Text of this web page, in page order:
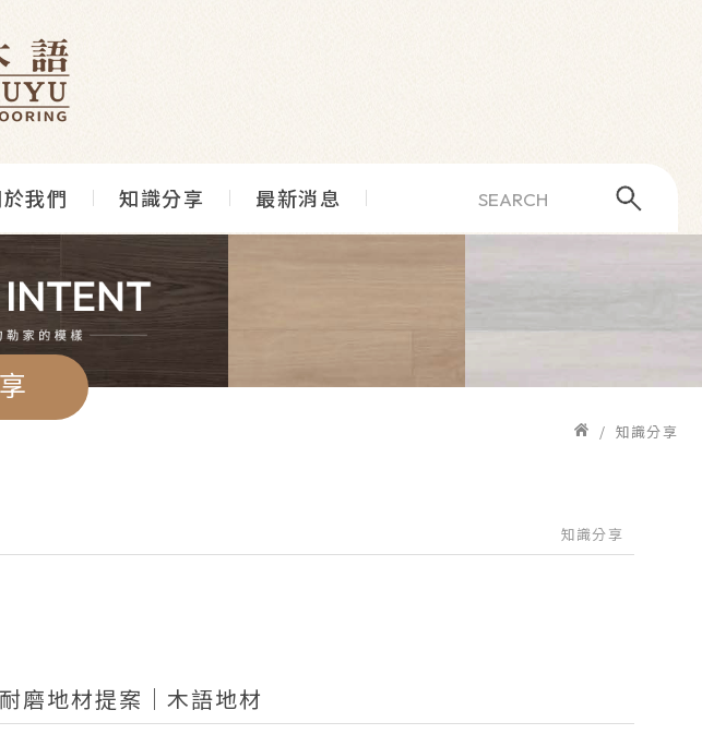
我們 知識分享 最新消息
知識分享
知識分享
磨地材提案｜木語地材